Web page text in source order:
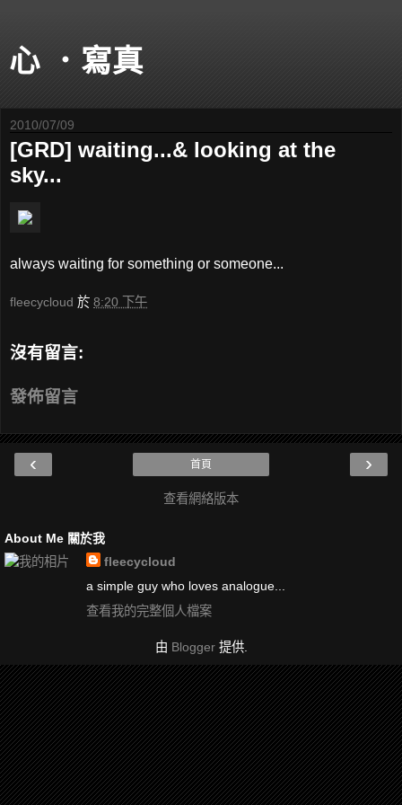
心 ．寫真
2010/07/09
[GRD] waiting...& looking at the
sky...
always waiting for something or someone...
fleecycloud 於 8:20 下午
沒有留言:
發佈留言
‹ ›
首頁
查看網絡版本
About Me 關於我
fleecycloud
a simple guy who loves analogue...
查看我的完整個人檔案
由 Blogger提供.